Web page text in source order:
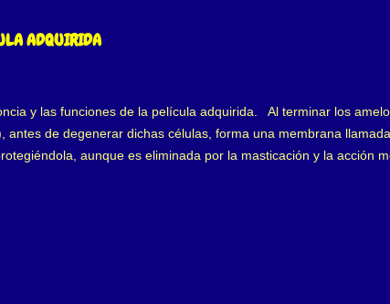
que es generada por estrés, cambios hormonales,
ADQUIRIDA
y las funciones de la película adquirida. Al terminar los
antes de degenerar dichas células, forma una membrana
aunque es eliminada por la masticación y la acción
es estéril, cubriendo todos los tejidos bucales, formada en
Las glucoproteínas tanto ácidas como básicas o alcalinas, se